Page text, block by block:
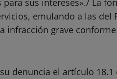
emulando a las del
infracción grave
denuncia el artículo